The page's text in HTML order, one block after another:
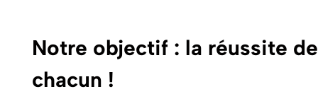
Notre objectif : la réussite de
chacun !